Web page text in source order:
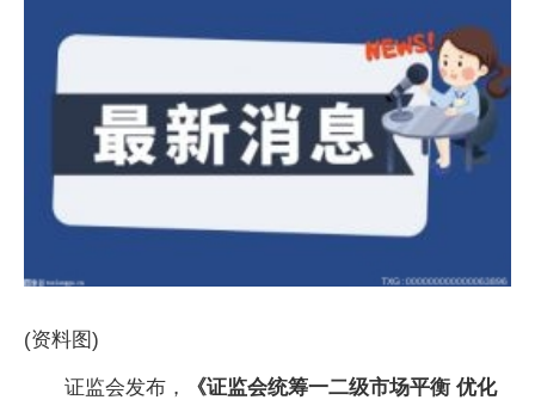
(资料图)
证监会发布，
《证监会统筹一二级市场平衡 优化